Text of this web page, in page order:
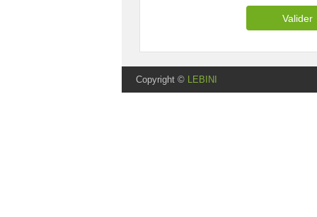
Copyright © LEBINI